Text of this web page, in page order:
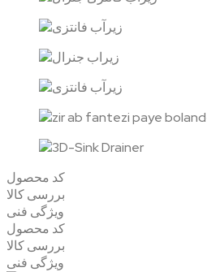
کد محصول
بررسی کالا
ویژگی فنی
کد محصول
بررسی کالا
ویژگی فنی